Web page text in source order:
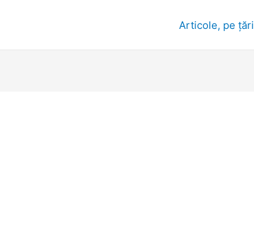
Articole, pe țări